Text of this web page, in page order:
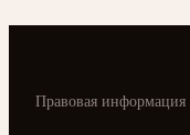
Правовая информация